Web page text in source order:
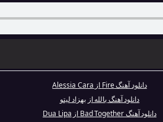
دانلود آهنگ Fire از Alessia Cara
دانلود آهنگ یالله از بهزاد لیتو
دانلود آهنگ Bad Together از Dua Lipa